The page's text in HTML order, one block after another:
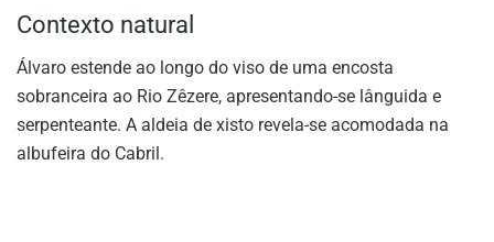
Contexto natural
Álvaro estende ao longo do viso de uma encosta
sobranceira ao Rio Zêzere, apresentando-se lânguida e
serpenteante. A aldeia de xisto revela-se acomodada na
albufeira do Cabril.